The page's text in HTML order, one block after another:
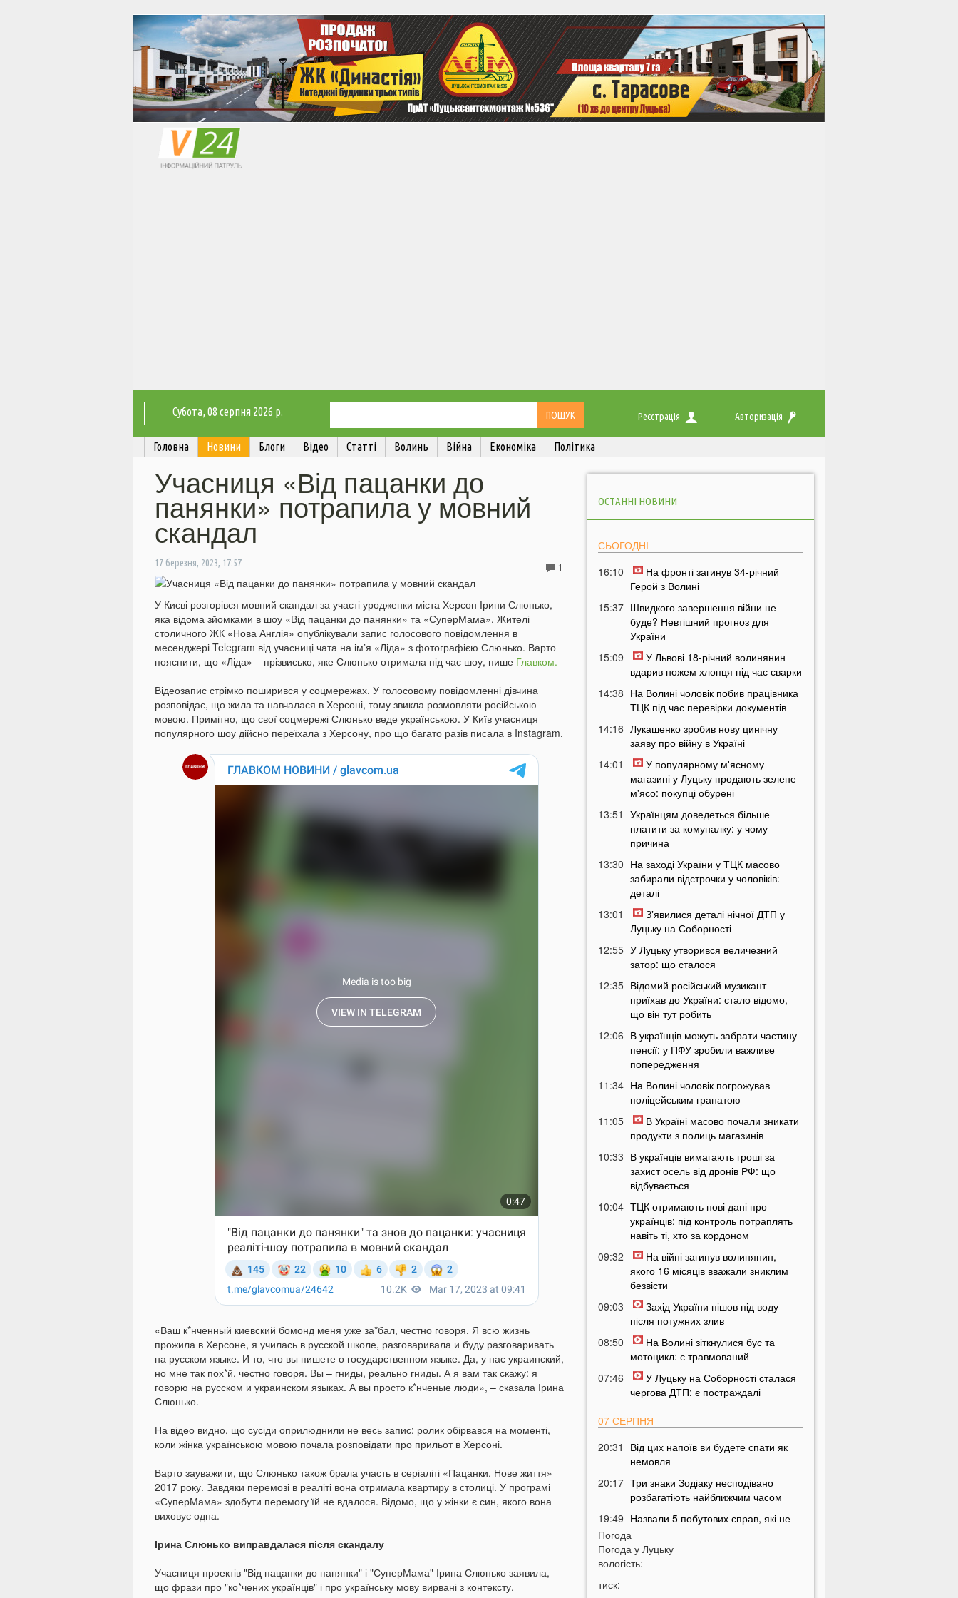
Субота, 08 серпня 2026 р. Реєстрація Авторизація
Головна Новини Блоги Відео Статті Волинь Війна Економіка Політика
Учасниця «Від пацанки до
панянки» потрапила у мовний
скандал
17 березня, 2023, 17:57 1
У Києві розгорівся мовний скандал за участі уродженки міста Херсон Ірини Слюнько,
яка відома зйомками в шоу «Від пацанки до панянки» та «СуперМама». Жителі
столичного ЖК «Нова Англія» опублікували запис голосового повідомлення в
месенджері Telegram від учасниці чата на імʼя «Ліда» з фотографією Слюнько. Варто
пояснити, що «Ліда» – прізвисько, яке Слюнько отримала під час шоу, пише Главком.
Відеозапис стрімко поширився у соцмережах. У голосовому повідомленні дівчина
розповідає, що жила та навчалася в Херсоні, тому звикла розмовляти російською
мовою. Примітно, що свої соцмережі Слюнько веде українською. У Київ учасниця
популярного шоу дійсно переїхала з Херсону, про що багато разів писала в Instagram.
«Ваш к*нченный киевский бомонд меня уже за*бал, честно говоря. Я всю жизнь
прожила в Херсоне, я училась в русской школе, разговаривала и буду разговаривать
на русском языке. И то, что вы пишете о государственном языке. Да, у нас украинский,
но мне так пох*й, честно говоря. Вы – гниды, реально гниды. А я вам так скажу: я
говорю на русском и украинском языках. А вы просто к*нченые люди», – сказала Ірина
Слюнько.
На відео видно, що сусіди оприлюднили не весь запис: ролик обірвався на моменті,
коли жінка українською мовою почала розповідати про прильот в Херсоні.
Варто зауважити, що Слюнько також брала участь в серіаліті «Пацанки. Нове життя»
2017 року. Завдяки перемозі в реаліті вона отримала квартиру в столиці. У програмі
«СуперМама» здобути перемогу їй не вдалося. Відомо, що у жінки є син, якого вона
виховує одна.
Ірина Слюнько виправдалася після скандалу
Учасниця проектів "Від пацанки до панянки" і "СуперМама" Ірина Слюнько заявила,
що фрази про "ко*чених українців" і про українську мову вирвані з контексту.
ОСТАННІ НОВИНИ
СЬОГОДНІ
16:10
На фронті загинув 34-річний
Герой з Волині
15:37 Швидкого завершення війни не
буде? Невтішний прогноз для
України
15:09
У Львові 18-річний волинянин
вдарив ножем хлопця під час сварки
14:38 На Волині чоловік побив працівника
ТЦК під час перевірки документів
14:16 Лукашенко зробив нову цинічну
заяву про війну в Україні
14:01
У популярному м'ясному
магазині у Луцьку продають зелене
м'ясо: покупці обурені
13:51
Українцям доведеться більше
платити за комуналку: у чому
причина
13:30 На заході України у ТЦК масово
забирали відстрочки у чоловіків:
деталі
13:01
Зʼявилися деталі нічної ДТП у
Луцьку на Соборності
12:55 У Луцьку утворився величезний
затор: що сталося
12:35 Відомий російський музикант
приїхав до України: стало відомо,
що він тут робить
12:06 В українців можуть забрати частину
пенсії: у ПФУ зробили важливе
попередження
11:34 На Волині чоловік погрожував
поліцейським гранатою
11:05
В Україні масово почали зникати
продукти з полиць магазинів
10:33 В українців вимагають гроші за
захист осель від дронів РФ: що
відбувається
10:04 ТЦК отримають нові дані про
українців: під контроль потраплять
навіть ті, хто за кордоном
09:32
На війні загинув волинянин,
якого 16 місяців вважали зниклим
безвісти
09:03
Захід України пішов під воду
після потужних злив
08:50
На Волині зіткнулися бус та
мотоцикл: є травмований
07:46
У Луцьку на Соборності сталася
чергова ДТП: є постраждалі
07 СЕРПНЯ
20:31
Від цих напоїв ви будете спати як
немовля
20:17 Три знаки Зодіаку несподівано
розбагатіють найближчим часом
19:49 Назвали 5 побутових справ, які не
можна робити в суботу та неділю
19:30 Назвали найжадібніших чоловіків за
знаком Зодіаку
19:15
Погода
Погода у Луцьку
вологість:
тиск: